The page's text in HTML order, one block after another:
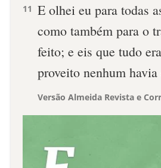
11 E olhei eu para todas
como também para o
feito; e eis que tudo
proveito nenhum
Versão Almeida Revista e